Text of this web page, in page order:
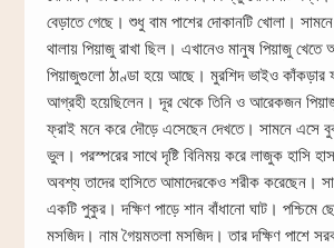
বেড়াতে গেছে। শুধু বাম পাশের দোকানটি খোলা।
থালায় পিয়াজু রাখা ছিল। এখানেও মানুষ পিয়াজু খেতে
পিয়াজুগুলো ঠাণ্ডা হয়ে আছে। মুরশিদ ভাইও কাঁকড়ার
আগ্রহী হয়েছিলেন। দূর থেকে তিনি ও আরেকজন
ফ্রাই মনে করে দৌড়ে এসেছেন দেখতে। সামনে এসে
ভুল। পরস্পরের সাথে দৃষ্টি বিনিময় করে লাজুক হাসি
অবশ্য তাদের হাসিতে আমাদেরকেও শরীক করেছেন।
একটি পুকুর। দক্ষিণ পাড়ে শান বাঁধানো ঘাট। পশ্চিমে
মসজিদ। নাম গৈয়মতলা মসজিদ। তার দক্ষিণ পাশে